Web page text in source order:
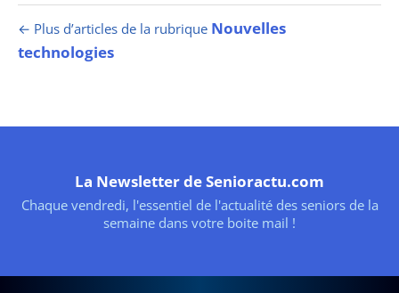
← Plus d’articles de la rubrique Nouvelles
technologies
La Newsletter de Senioractu.com
Chaque vendredi, l'essentiel de l'actualité des seniors de la
semaine dans votre boite mail !